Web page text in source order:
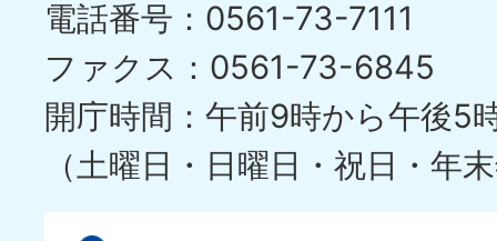
イ
ド
電話番号：0561-73-7111
ファクス：0561-73-6845
開庁時間：午前9時から午後5
（土曜日・日曜日・祝日・年